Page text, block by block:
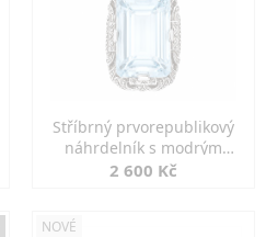
Stříbrný prvorepublikový
náhrdelník s modrým
spinelem
2 600 Kč
NOVÉ